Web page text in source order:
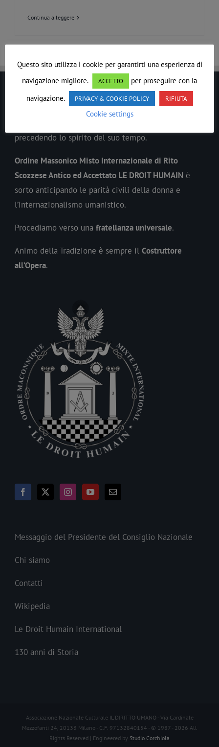
Continua a leggere
LE DROIT HUMAIN
precedendo lo spirito del suo tempo.
Ordine Massonico Misto Internazionale di Rito
Scozzese Antico ed Accettato LE DROIT HUMAIN è
sorto anticipando le parità civili della donna e
l’internazionalismo umanistico.
Procediamo verso una fratellanza universale.
Animo della Tradizione è sempre il Costruttore
all’Opera.
Messaggio del Presidente del Consiglio Nazionale
Chi siamo
Contatti
Wikipedia
Le Droit Humain International
130 anni di Storia
Associazione Nazionale Culturale IL DIRITTO UMANO - Via Cardinale
Mezzofanti 24, 20133 Milano - C.F. 97132840154 - © 1987 - 2026 All
Rights Reserved | Engineered by Studio Corchiola
Questo sito utilizza i cookie per garantirti una esperienza di
navigazione migliore.
ACCETTO
per proseguire con la
navigazione.
PRIVACY & COOKIE POLICY RIFIUTA
Cookie settings